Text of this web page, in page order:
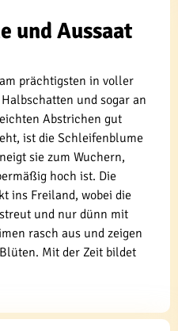
und Aussaat
prächtigsten in voller
und sogar an
Abstrichen gut
ist die Schleifenblume
sie zum Wuchern,
hoch ist. Die
ins Freiland, wobei die
und nur dünn mit
rasch aus und zeigen
Mit der Zeit bildet